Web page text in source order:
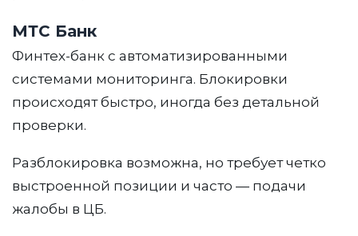
МТС Банк
Финтех-банк с автоматизированными
системами мониторинга. Блокировки
происходят быстро, иногда без детальной
проверки.
Разблокировка возможна, но требует четко
выстроенной позиции и часто — подачи
жалобы в ЦБ.
Отправляя заявку, Вы принимаете
условияПользовательского соглашения
и выражаете своё согласие на сбор и
обработку информации о Вашей
активности на настоящем сайте в
обработки персональных данных
Отзывы